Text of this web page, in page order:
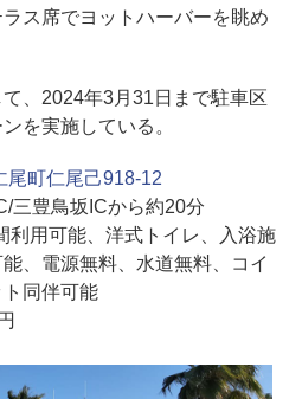
ス席でヨットハーバーを眺め
、2024年3月31日まで駐車区
を実施している。
尾町仁尾己918-12
三豊鳥坂ICから約20分
利用可能、洋式トイレ、入浴施
、電源無料、水道無料、コイ
同伴可能